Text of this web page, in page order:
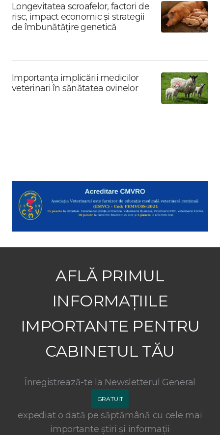
Longevitatea scroafelor, factori de
risc, impact economic și strategii
de îmbunătățire genetică
Importanța implicării medicilor
veterinari în sănătatea ovinelor
AFLĂ PRIMUL
INFORMAȚIILE
IMPORTANTE PENTRU
CABINETUL TĂU
Înregistrează-te la Newsletterul General
GRATUIT
expediat o dată pe săptămână cu cele mai
importante știri și informații